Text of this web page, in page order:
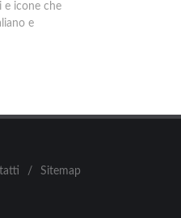
e icone che
e
/ Sitemap